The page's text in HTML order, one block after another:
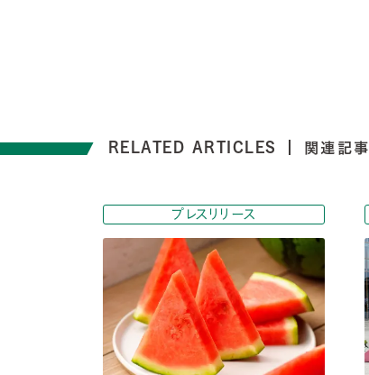
RELATED ARTICLES 関連記事
プレスリリース